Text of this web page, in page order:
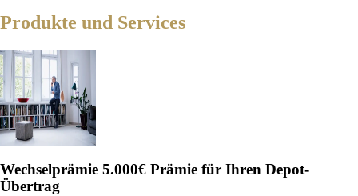
Produkte und Services
Wechselprämie 5.000€ Prämie für Ihren Depot-
Übertrag